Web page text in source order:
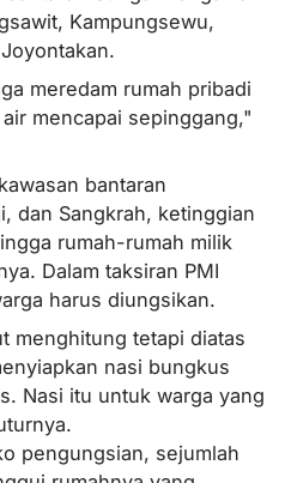
Kampungsewu,
meredam rumah pribadi
mencapai sepinggang,"
bantaran
dan Sangkrah, ketinggian
rumah-rumah milik
Dalam taksiran PMI
harus diungsikan.
menghitung tetapi diatas
nasi bungkus
Nasi itu untuk warga yang
pengungsian, sejumlah